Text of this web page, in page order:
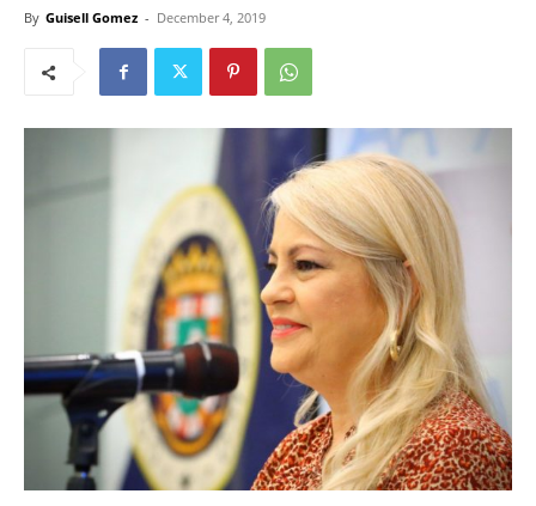
By Guisell Gomez - December 4, 2019